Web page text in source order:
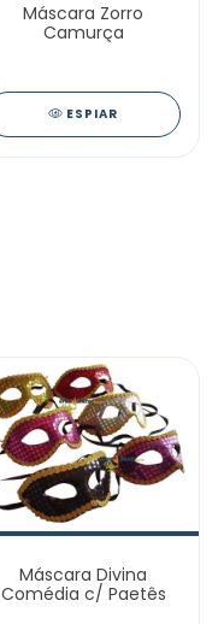
Máscara Zorro
Camurça
ESPIAR
Máscara Divina
Comédia c/ Paetês